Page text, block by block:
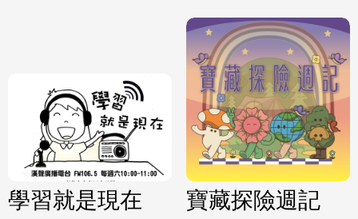
學習就是現在 寶藏探險週記